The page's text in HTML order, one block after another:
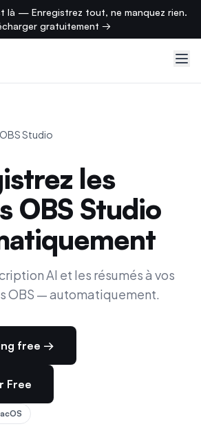
là — Enregistrez tout, ne manquez rien.
gratuitement →
OBS Studio
les
OBS Studio
AI et les résumés à vos
OBS — automatiquement.
free →
Free